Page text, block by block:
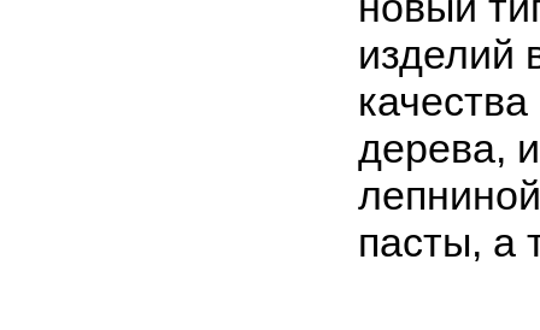
изделий
дерева,
пасты, а